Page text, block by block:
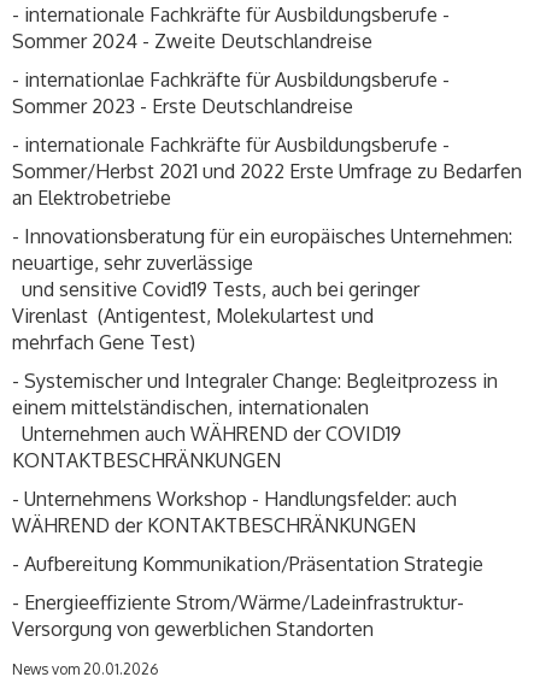
- internationale Fachkräfte für Ausbildungsberufe -
Sommer 2024 - Zweite Deutschlandreise
- internationlae Fachkräfte für Ausbildungsberufe -
Sommer 2023 - Erste Deutschlandreise
- internationale Fachkräfte für Ausbildungsberufe -
Sommer/Herbst 2021 und 2022 Erste Umfrage zu Bedarfen
an Elektrobetriebe
- Innovationsberatung für ein europäisches Unternehmen:
neuartige, sehr zuverlässige
und sensitive Covid19 Tests, auch bei geringer
Virenlast (Antigentest, Molekulartest und
mehrfach Gene Test)
- Systemischer und Integraler Change: Begleitprozess in
einem mittelständischen, internationalen
Unternehmen auch WÄHREND der COVID19
KONTAKTBESCHRÄNKUNGEN
- Unternehmens Workshop - Handlungsfelder: auch
WÄHREND der KONTAKTBESCHRÄNKUNGEN
- Aufbereitung Kommunikation/Präsentation Strategie
- Energieeffiziente Strom/Wärme/Ladeinfrastruktur-
Versorgung von gewerblichen Standorten
News vom 20.01.2026